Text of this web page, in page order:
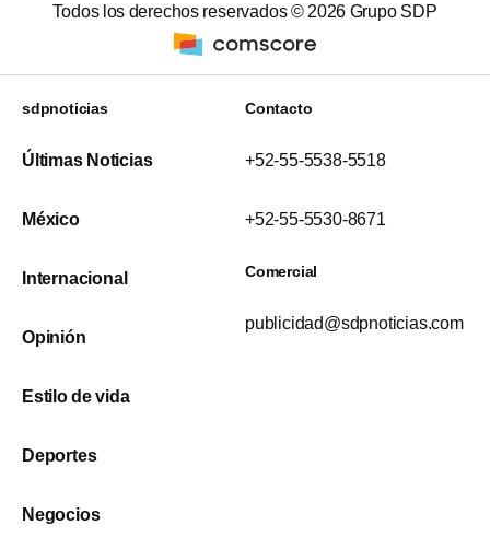
Todos los derechos reservados © 2026 Grupo SDP
sdpnoticias
Últimas Noticias
México
Internacional
Opinión
Estilo de vida
Deportes
Negocios
Contacto
+52-55-5538-5518
+52-55-5530-8671
Comercial
publicidad@sdpnoticias.com